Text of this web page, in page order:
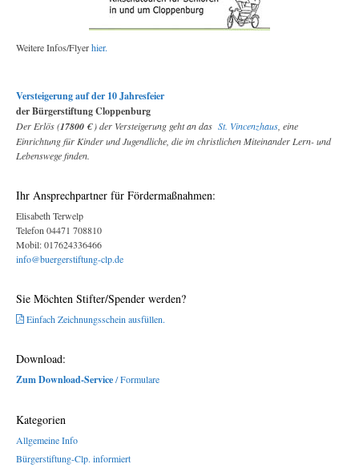
Weitere Infos/Flyerhier.
Versteigerung auf der 10 Jahresfeier
der Bürgerstiftung Cloppenburg
Der Erlös (17800 €) der Versteigerung geht an das St. Vincenzhaus , eine
Einrichtung für Kinder und Jugendliche, die im christlichen Miteinander Lern- und
Lebenswege finden.
Ihr Ansprechpartner für Fördermaßnahmen:
Elisabeth Terwelp
Telefon 04471 708810
Mobil: 017624336466
info@buergerstiftung-clp.de
Sie Möchten Stifter/Spender werden?
Einfach Zeichnungsschein ausfüllen.
Download:
Zum Download-Service/ Formulare
Kategorien
Allgemeine Info
Bürgerstiftung-Clp. informiert